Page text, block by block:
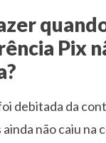
Pix
debitada da
ainda não caiu na